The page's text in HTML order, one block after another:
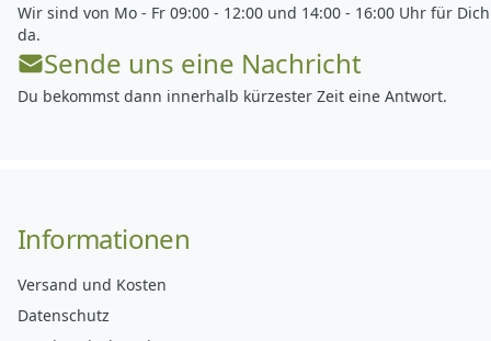
Wir sind von Mo - Fr 09:00 - 12:00 und 14:00 - 16:00 Uhr für Dich
da.
Sende uns eine Nachricht
Du bekommst dann innerhalb kürzester Zeit eine Antwort.
Informationen
Versand und Kosten
Datenschutz